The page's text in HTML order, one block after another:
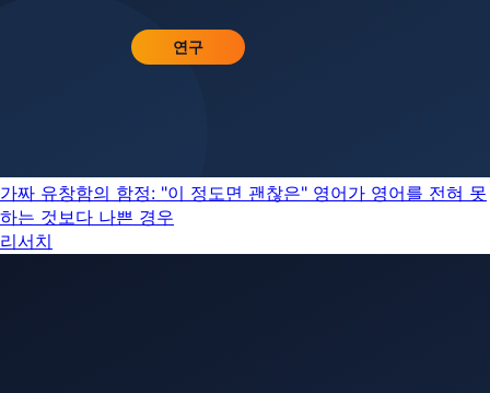
가짜 유창함의 함정: "이 정도면 괜찮은" 영어가 영어를 전혀 못
하는 것보다 나쁜 경우
리서치